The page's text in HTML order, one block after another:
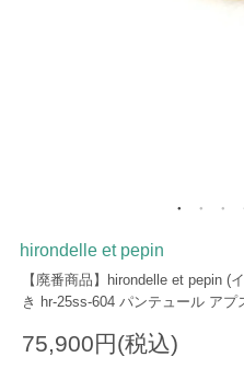
hirondelle et pepin
【廃番商品】hirondelle et pepin (
き hr-25ss-604 パンテュール ア
75,900円(税込)